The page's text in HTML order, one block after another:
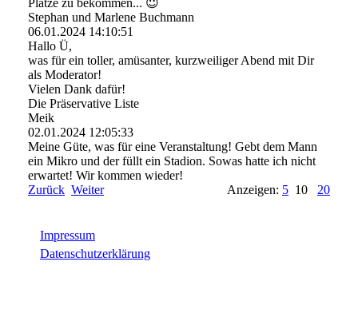
Stephan und Marlene Buchmann
06.01.2024 14:10:51
Hallo Ü,
was für ein toller, amüsanter, kurzweiliger Abend mit Dir
als Moderator!
Vielen Dank dafür!
Die Präservative Liste
Meik
02.01.2024 12:05:33
Meine Güte, was für eine Veranstaltung! Gebt dem Mann
ein Mikro und der füllt ein Stadion. Sowas hatte ich nicht
erwartet! Wir kommen wieder!
Zurück Weiter Anzeigen: 5 10 20
Impressum
Datenschutzerklärung